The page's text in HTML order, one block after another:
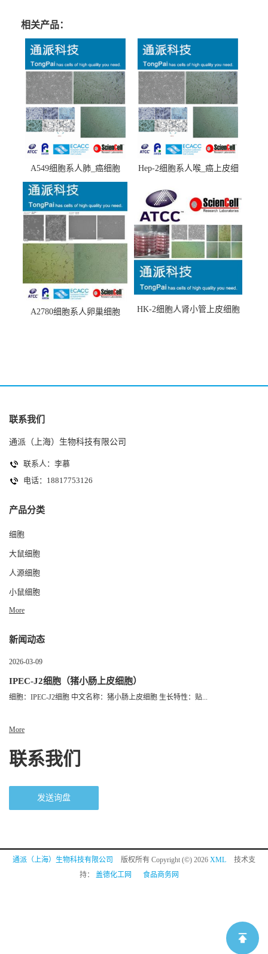
相关产品：
A549细胞系人肺_癌细胞
(A549细胞)
Hep-2细胞系人喉_癌上皮细
A2780细胞系人卵巢细胞
HK-2细胞人肾小管上皮细胞
联系我们
通派（上海）生物科技有限公司
联系人：李慕
电话：18817753126
产品分类
细胞
大鼠细胞
人源细胞
小鼠细胞
More
新闻动态
2026-03-09
IPEC-J2细胞（猪小肠上皮细胞）
细胞：IPEC-J2细胞 中文名称：猪小肠上皮细胞 生长特性：贴...
More
联系我们
发送询盘
通派（上海）生物科技有限公司 版权所有 Copyright (©) 2026 XML
技术支
持： 盖德化工网 食品商务网